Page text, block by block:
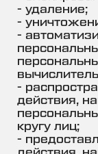
- удаление;
-
-
-
действия,
кругу лиц;
-